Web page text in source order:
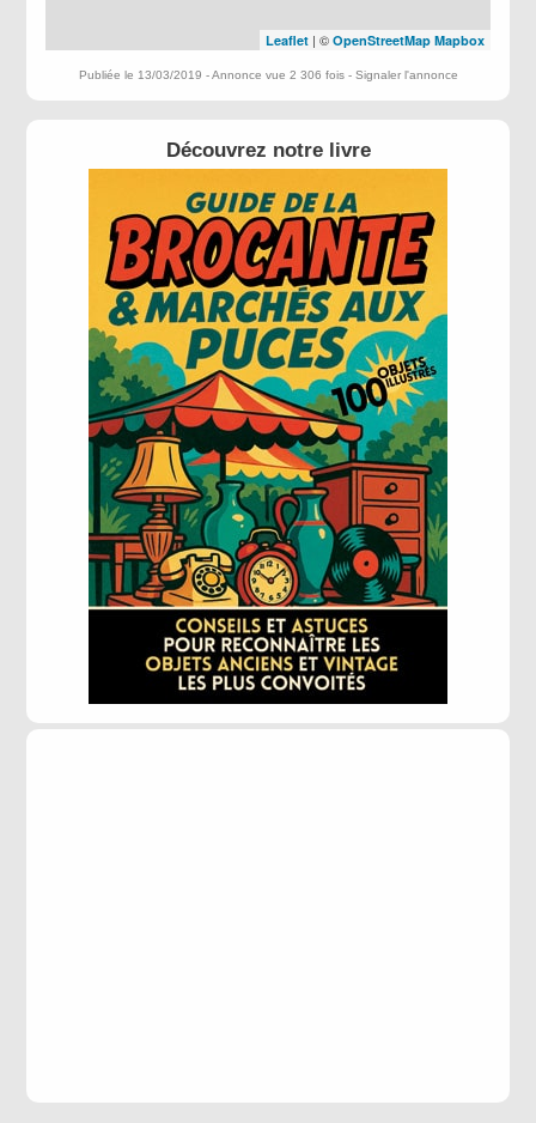
Leaflet| © OpenStreetMap Mapbox
Publiée le 13/03/2019 - Annonce vue 2 306 fois - Signaler l'annonce
Découvrez notre livre